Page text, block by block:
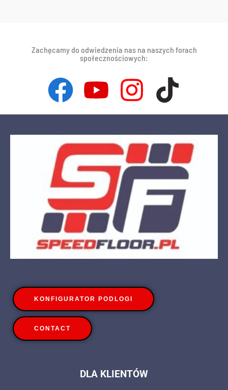
Zachęcamy do odwiedzenia nas na naszych forach
społecznościowych:
KONFIGURATOR PODLOGI
CONTACT
DLA KLIENTÓW